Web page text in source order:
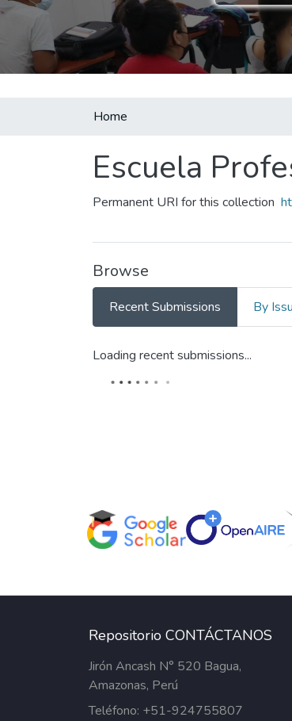
Home
Escuela
Permanent URI for this collection
Browse
Recent Submissions By
Loading recent submissions...
Repositorio CONTÁCTANOS
Jirón Ancash N° 520 Bagua,
Amazonas, Perú
Teléfono: +51-924755807